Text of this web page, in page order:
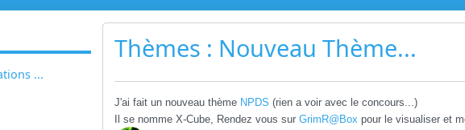
...
Thèmes : Nouveau Thème...
J'ai fait un nouveau thème NPDS (rien a voir avec le concours...)
Il se nomme X-Cube, Rendez vous surGrimR@Box pour le visualiser et